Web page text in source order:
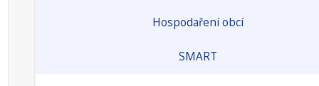
Hospodaření obcí
SMART